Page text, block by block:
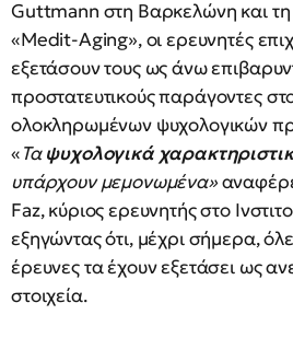
Guttmann στη Βαρκελώνη και τη
«Medit-Aging», οι ερευνητές
εξετάσουν τους ως άνω
προστατευτικούς παράγοντες
ολοκληρωμένων ψυχολογικών
«Ταψυχολογικά
υπάρχουν μεμονωμένα»
Faz, κύριος ερευνητής στο
εξηγώντας ότι, μέχρι σήμερα,
έρευνες τα έχουν εξετάσει ως
στοιχεία.